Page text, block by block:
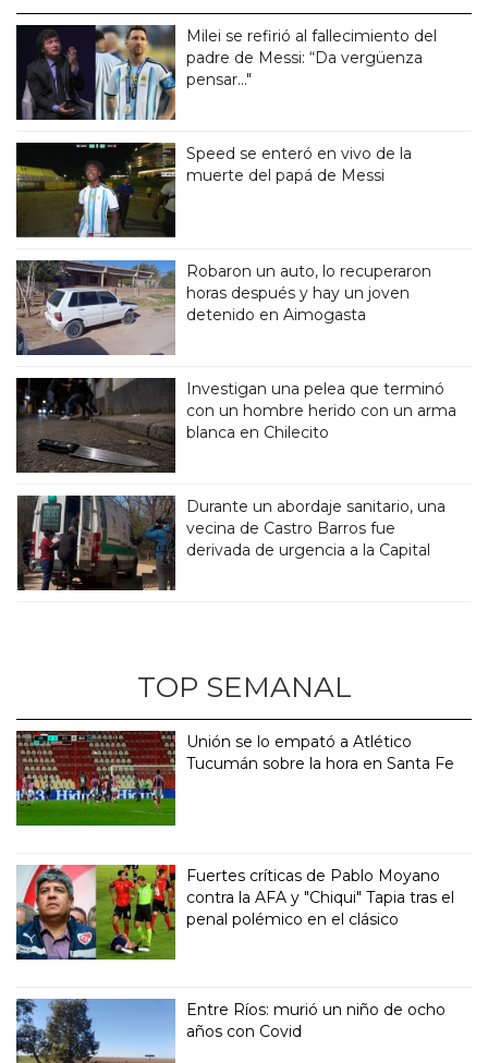
Milei se refirió al fallecimiento del
padre de Messi: “Da vergüenza
pensar..."
Speed se enteró en vivo de la
muerte del papá de Messi
Robaron un auto, lo recuperaron
horas después y hay un joven
detenido en Aimogasta
Investigan una pelea que terminó
con un hombre herido con un arma
blanca en Chilecito
Durante un abordaje sanitario, una
vecina de Castro Barros fue
derivada de urgencia a la Capital
TOP SEMANAL
Unión se lo empató a Atlético
Tucumán sobre la hora en Santa Fe
Fuertes críticas de Pablo Moyano
contra la AFA y "Chiqui" Tapia tras el
penal polémico en el clásico
Entre Ríos: murió un niño de ocho
años con Covid